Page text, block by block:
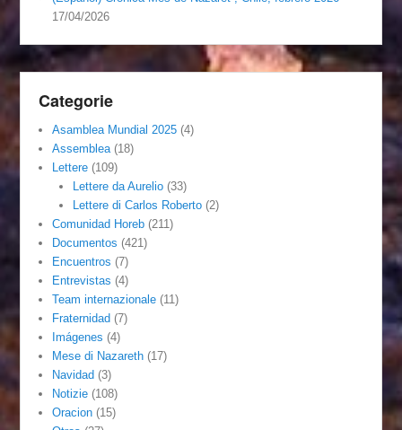
17/04/2026
Categorie
Asamblea Mundial 2025 (4)
Assemblea (18)
Lettere (109)
Lettere da Aurelio(33)
Lettere di Carlos Roberto(2)
Comunidad Horeb (211)
Documentos (421)
Encuentros (7)
Entrevistas (4)
Team internazionale (11)
Fraternidad (7)
Imágenes (4)
Mese di Nazareth (17)
Navidad (3)
Notizie (108)
Oracion (15)